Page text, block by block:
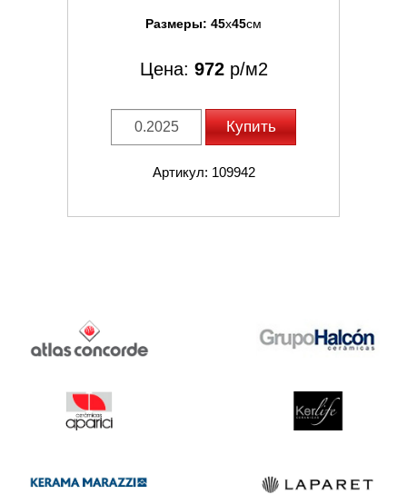
Размеры: 45x45см
Цена: 972р/м2
Купить
Артикул: 109942